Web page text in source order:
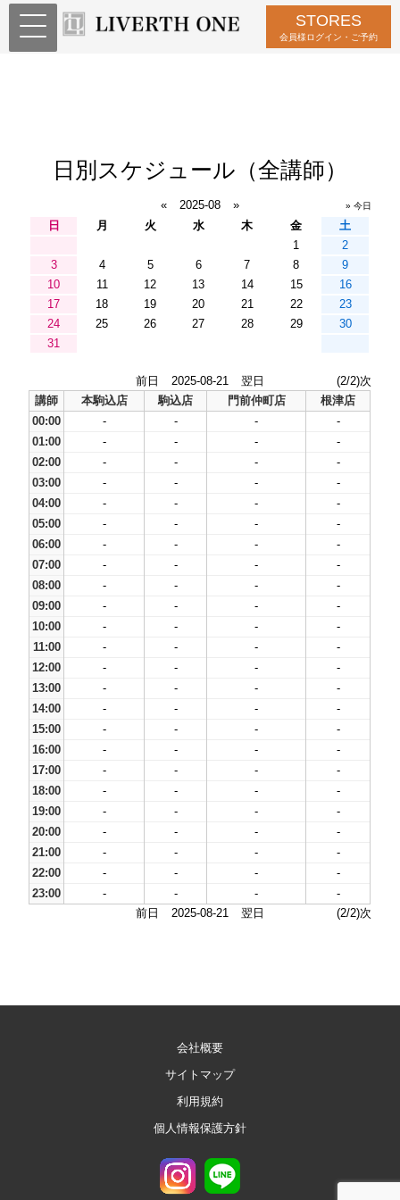
STORES
会員様ログイン・ご予約
日別スケジュール（全講師）
« 2025-08 » » 今日
日 月 火 水 木 金
土
1
2
3
4 5 6 7 8
9
10
11 12 13 14 15
16
17
18 19 20 21 22
23
24
25 26 27 28 29
30
31
前日 2025-08-21 翌日
(2/2)次
講師
本駒込店 駒込店 門前仲町店
根津店
00:00
- - -
-
01:00
- - -
-
02:00
- - -
-
03:00
- - -
-
04:00
- - -
-
05:00
- - -
-
06:00
- - -
-
07:00
- - -
-
08:00
- - -
-
09:00
- - -
-
10:00
- - -
-
11:00
- - -
-
12:00
- - -
-
13:00
- - -
-
14:00
- - -
-
15:00
- - -
-
16:00
- - -
-
17:00
- - -
-
18:00
- - -
-
19:00
- - -
-
20:00
- - -
-
21:00
- - -
-
22:00
- - -
-
23:00
- - -
-
前日
2025-08-21 翌日 (2/2)次
会社概要
サイトマップ
利用規約
個人情報保護方針